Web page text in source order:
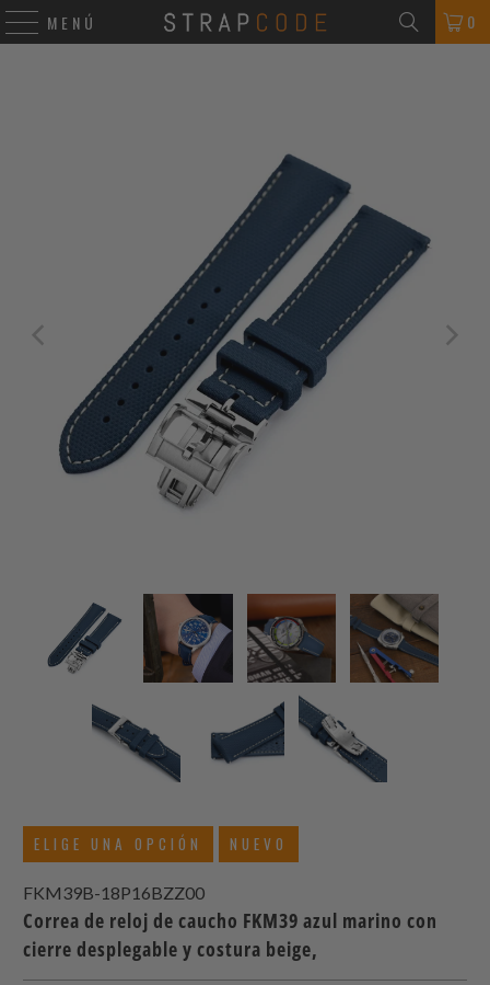
MENÚ 0
ELIGE UNA OPCIÓN NUEVO
FKM39B-18P16BZZ00
Correa de reloj de caucho FKM39 azul marino con
cierre desplegable y costura beige,